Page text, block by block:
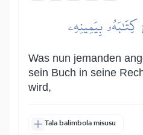
بِيَمِينِهِۦ
Was nun jemanden
sein Buch in seine
wird,
Tala balimbola misusu